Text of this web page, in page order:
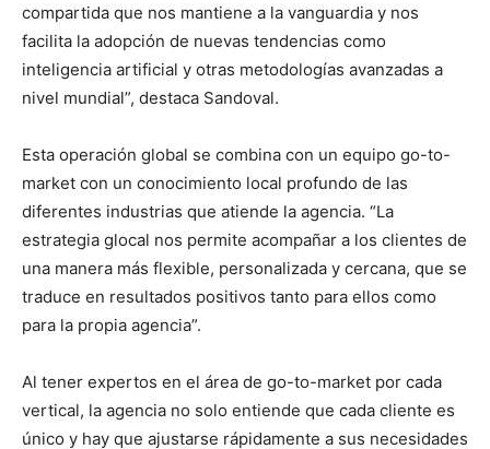
compartida que nos mantiene a la vanguardia y nos
facilita la adopción de nuevas tendencias como
inteligencia artificial y otras metodologías avanzadas a
nivel mundial”, destaca Sandoval.
Esta operación global se combina con un equipo go-to-
market con un conocimiento local profundo de las
diferentes industrias que atiende la agencia. “La
estrategia glocal nos permite acompañar a los clientes de
una manera más flexible, personalizada y cercana, que se
traduce en resultados positivos tanto para ellos como
para la propia agencia”.
Al tener expertos en el área de go-to-market por cada
vertical, la agencia no solo entiende que cada cliente es
único y hay que ajustarse rápidamente a sus necesidades